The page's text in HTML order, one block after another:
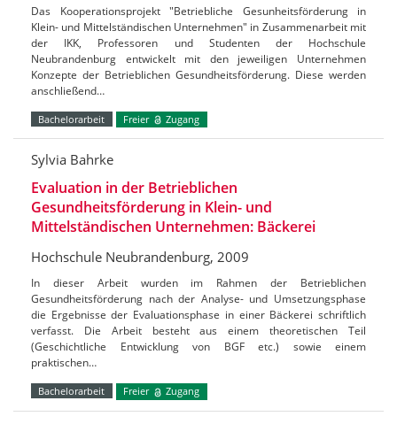
Das Kooperationsprojekt "Betriebliche Gesunheitsförderung in
Klein- und Mittelständischen Unternehmen" in Zusammenarbeit mit
der IKK, Professoren und Studenten der Hochschule
Neubrandenburg entwickelt mit den jeweiligen Unternehmen
Konzepte der Betrieblichen Gesundheitsförderung. Diese werden
anschließend…
Bachelorarbeit Freier Zugang
Sylvia Bahrke
Evaluation in der Betrieblichen
Gesundheitsförderung in Klein- und
Mittelständischen Unternehmen: Bäckerei
Hochschule Neubrandenburg, 2009
In dieser Arbeit wurden im Rahmen der Betrieblichen
Gesundheitsförderung nach der Analyse- und Umsetzungsphase
die Ergebnisse der Evaluationsphase in einer Bäckerei schriftlich
verfasst. Die Arbeit besteht aus einem theoretischen Teil
(Geschichtliche Entwicklung von BGF etc.) sowie einem
praktischen…
Bachelorarbeit Freier Zugang